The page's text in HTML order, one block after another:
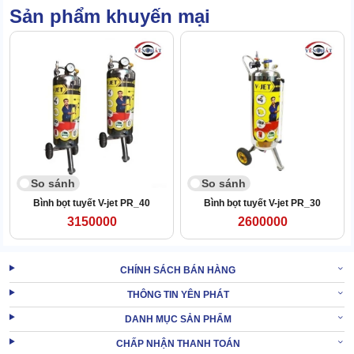
Sản phẩm có kiểu dáng hình trụ đứng, nhỏ gọn, phù hợp với nhiều
không gian làm việc và lưu trữ.
Các van điều chỉnh, đồng hồ đo áp suất bố trí hợp lý, dễ nhìn, dễ
Với thiết kế tối ưu và khả năng tiết kiệm dung dịch, pallas 20l giúp
giảm lượng chất tẩy rửa và nước khi vận hành.
Sản phẩm khuyến mại
So sánh
Bình bọt tuyết V-jet PR_40
3150000
So sánh
Bình bọt tuyết V-jet PR_30
2600000
CHÍNH SÁCH BÁN HÀNG
THÔNG TIN YÊN PHÁT
DANH MỤC SẢN PHẨM
CHẤP NHẬN THANH TOÁN